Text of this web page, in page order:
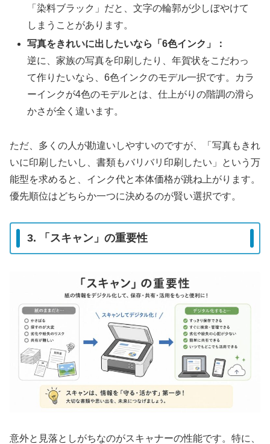
「染料ブラック」だと、文字の輪郭が少しぼやけて
しまうことがあります。
写真をきれいに出したいなら「6色インク」：
逆に、家族の写真を印刷したり、年賀状をこだわっ
て作りたいなら、6色インクのモデル一択です。カラ
ーインクが4色のモデルとは、仕上がりの階調の滑ら
かさが全く違います。
ただ、多くの人が勘違いしやすいのですが、「写真もきれ
いに印刷したいし、書類もバリバリ印刷したい」という万
能型を求めると、インク代と本体価格が跳ね上がります。
優先順位はどちらか一つに決めるのが賢い選択です。
3. 「スキャン」の重要性
意外と見落としがちなのがスキャナーの性能です。特に、